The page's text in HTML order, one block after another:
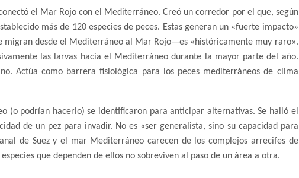
el Mar Rojo con el Mediterráneo. Creó un corredor por el que, según
más de 120 especies de peces. Estas generan un «fuerte impacto»
migran desde el Mediterráneo al Mar Rojo—es «históricamente muy raro».
las larvas hacia el Mediterráneo durante la mayor parte del año.
Actúa como barrera fisiológica para los peces mediterráneos de clima
(o podrían hacerlo) se identificaron para anticipar alternativas. Se halló el
de un pez para invadir. No es «ser generalista, sino su capacidad para
de Suez y el mar Mediterráneo carecen de los complejos arrecifes de
que dependen de ellos no sobreviven al paso de un área a otra.